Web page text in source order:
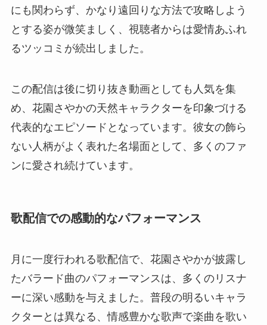
にも関わらず、かなり遠回りな方法で攻略しよう
とする姿が微笑ましく、視聴者からは愛情あふれ
るツッコミが続出しました。
この配信は後に切り抜き動画としても人気を集
め、花園さやかの天然キャラクターを印象づける
代表的なエピソードとなっています。彼女の飾ら
ない人柄がよく表れた名場面として、多くのファ
ンに愛され続けています。
歌配信での感動的なパフォーマンス
月に一度行われる歌配信で、花園さやかが披露し
たバラード曲のパフォーマンスは、多くのリスナ
ーに深い感動を与えました。普段の明るいキャラ
クターとは異なる、情感豊かな歌声で楽曲を歌い